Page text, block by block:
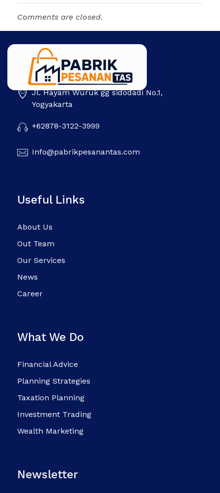
Comments are closed.
Pabrik Pesanan Tas Jl. Hayam Wuruk gg sidodadi No.1,
Yogyakarta
+62878-3122-3999
Info@pabrikpesanantas.com
Useful Links
About Us
Out Team
Our Services
News
Career
What We Do
Financial Advice
Planning Strategies
Taxation Planning
Investment Trading
Wealth Marketing
Newsletter